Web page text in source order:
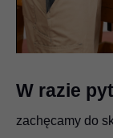
W razie
zachęcamy do